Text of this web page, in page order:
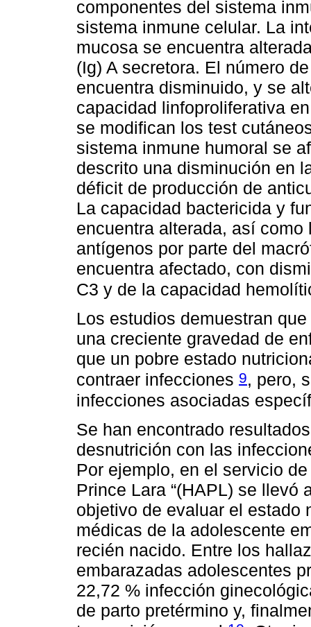
componentes del sistema
sistema inmune celular. La
mucosa se encuentra
(Ig) A secretora. El número
encuentra disminuido, y se
capacidad linfoproliferativa
se modifican los test
sistema inmune humoral se
descrito una disminución en
déficit de producción de
La capacidad bactericida y
encuentra alterada, así
antígenos por parte del
encuentra afectado, con
C3 y de la capacidad
Los estudios demuestran
una creciente gravedad de
que un pobre estado
contraer infecciones 9, pero,
infecciones asociadas
Se han encontrado
desnutrición con las
Por ejemplo, en el servicio
Prince Lara “(HAPL) se llevó
objetivo de evaluar el estado
médicas de la adolescente
recién nacido. Entre los
embarazadas adolescentes
22,72 % infección
de parto pretérmino y,